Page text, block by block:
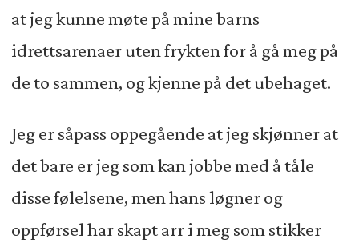
at jeg kunne møte på mine barns
idrettsarenaer uten frykten for å gå meg på
de to sammen, og kjenne på det ubehaget.
Jeg er såpass oppegående at jeg skjønner at
det bare er jeg som kan jobbe med å tåle
disse følelsene, men hans løgner og
oppførsel har skapt arr i meg som stikker